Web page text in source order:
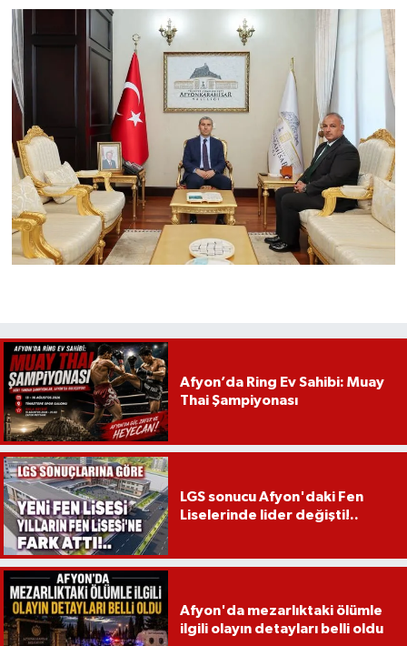
Afyon’da Ring Ev Sahibi: Muay
Thai Şampiyonası
LGS sonucu Afyon'daki Fen
Liselerinde lider değişti!..
Afyon'da mezarlıktaki ölümle
ilgili olayın detayları belli oldu